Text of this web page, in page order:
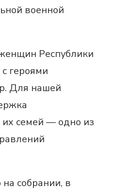
военной
Республики
героями
Для нашей
семей — одно из
собрании, в